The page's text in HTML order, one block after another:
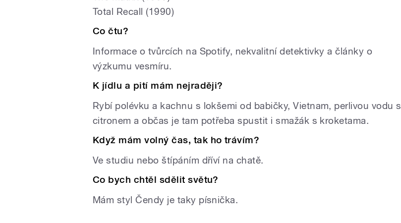
Total Recall (1990)
Co čtu?
Informace o tvůrcích na Spotify, nekvalitní detektivky a články o
výzkumu vesmíru.
K jídlu a pití mám nejraději?
Rybí polévku a kachnu s lokšemi od babičky, Vietnam, perlivou vodu s
citronem a občas je tam potřeba spustit i smažák s kroketama.
Když mám volný čas, tak ho trávím?
Ve studiu nebo štípáním dříví na chatě.
Co bych chtěl sdělit světu?
Mám styl Čendy je taky písnička.